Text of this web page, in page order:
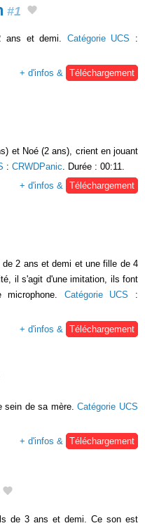
#1
ans et demi. Catégorie UCS :
+ d'infos & Téléchargement
et Noé (2 ans), crient en jouant
: CRWDPanic . Durée : 00:11.
+ d'infos &
Téléchargement
2 ans et demi et une fille de 4
il s'agit d'une imitation, ils font
Catégorie UCS :
+ d'infos &
Téléchargement
sein de sa mère.Catégorie UCS
+ d'infos & Téléchargement
de 3 ans et demi. Ce son est